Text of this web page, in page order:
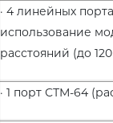
· 4 линейных
использование
расстояний (до
· 1 порт СТМ-64